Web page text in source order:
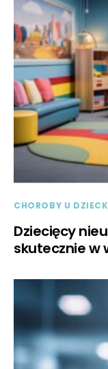
CHOROBY U
Dziecięcy
skutecznie w